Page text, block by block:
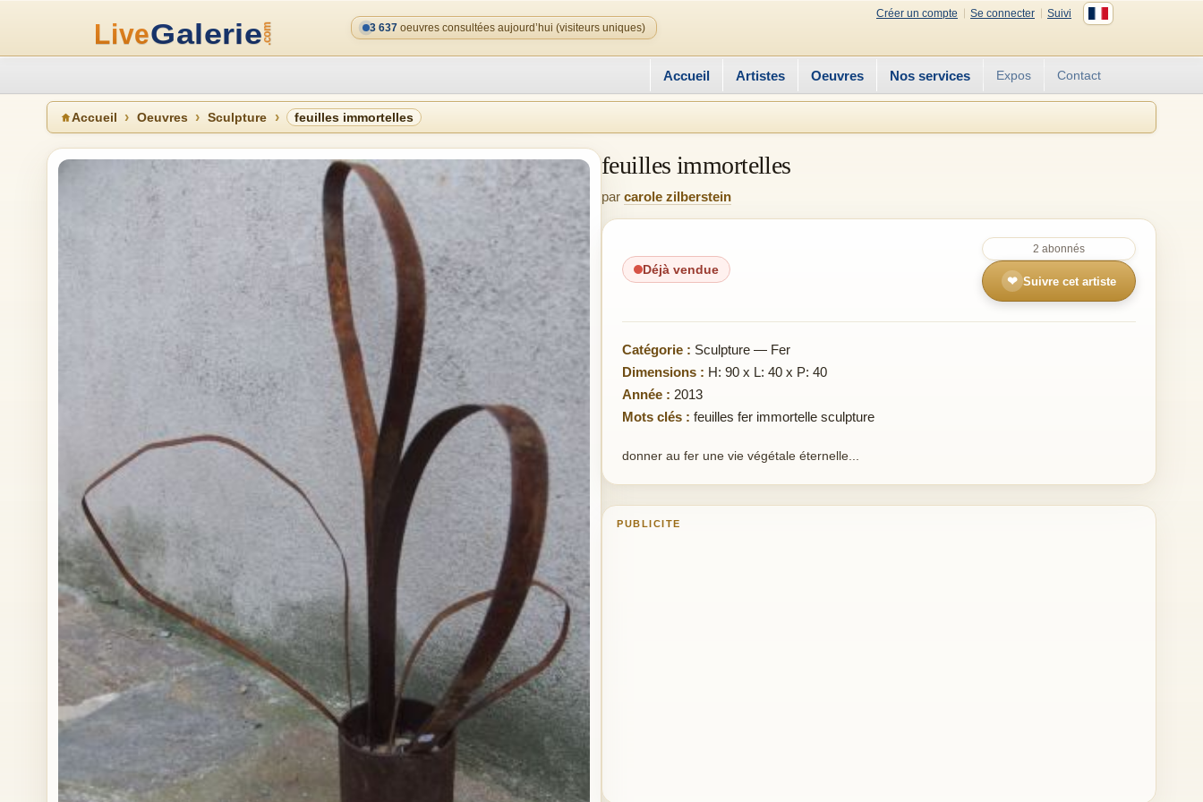
Créer un compte Se connecter
Suivi
3 637 oeuvres consultées aujourd’hui (visiteurs uniques)
Accueil Artistes Oeuvres Nos services Expos Contact
Accueil Oeuvres Sculpture feuilles immortelles
feuilles immortelles
par carole zilberstein
Déjà vendue
2 abonnés
❤ Suivre cet artiste
Catégorie : Sculpture — Fer
Dimensions : H: 90 x L: 40 x P: 40
Année : 2013
Mots clés : feuilles fer immortelle sculpture
donner au fer une vie végétale éternelle...
PUBLICITE